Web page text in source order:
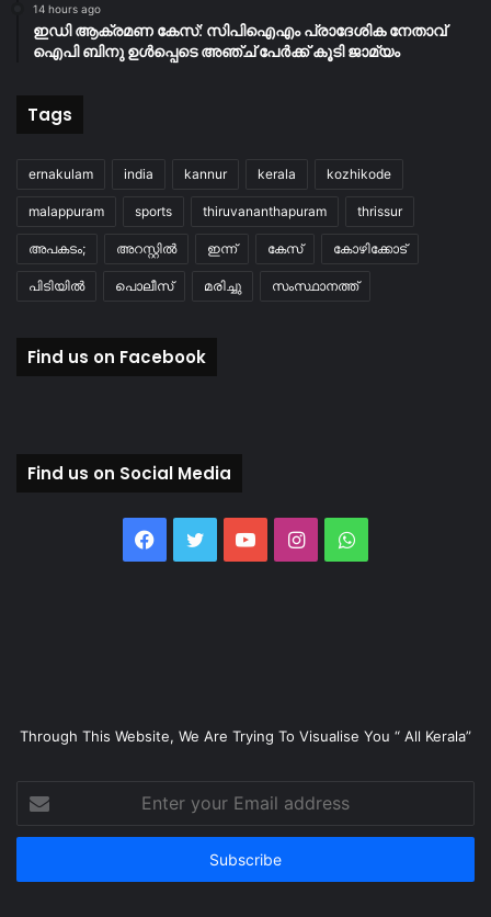
14 hours ago
ഇഡി ആക്രമണ കേസ്: സിപിഐഎം പ്രാദേശിക നേതാവ്
ഐപി ബിനു ഉൾപ്പെടെ അഞ്ച് പേർക്ക് കൂടി ജാമ്യം
Tags
ernakulam india kannur kerala kozhikode
malappuram sports thiruvananthapuram thrissur
അപകടം; അറസ്റ്റിൽ ഇന്ന് കേസ് കോഴിക്കോട്
പിടിയിൽ പൊലീസ് മരിച്ചു സംസ്ഥാനത്ത്
Find us on Facebook
Find us on Social Media
Facebook
TwitterYouTubeInstagramWhatsApp
Through This Website, We Are Trying To Visualise You “ All Kerala”
your
Email